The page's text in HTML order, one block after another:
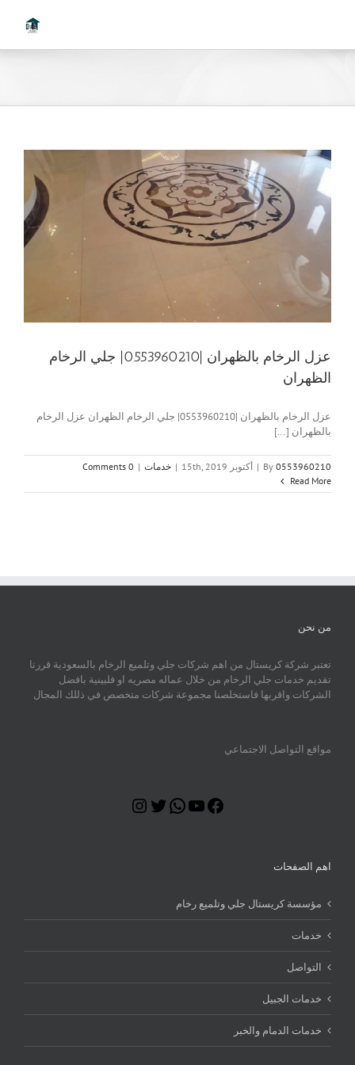
عزل الرخام بالظهران |0553960210| جلي الرخام
الظهران
عزل الرخام بالظهران |0553960210| جلي الرخام الظهران عزل الرخام
بالظهران [...]
By 0553960210
| أكتوبر 15th, 2019 | خدمات |
0 Comments
Read More
من نحن
تعتبر شركة كريستال من اهم شركات جلي وتلميع الرخام بالسعودية قررنا
تقديم خدمات جلي الرخام من خلال عماله مصريه او فلبينية بافضل
الشركات واقربها فاستخلصنا مجموعة شركات متخصص في ذللك المجال
مواقع التواصل الاجتماعي
Facebook
YouTube
WhatsApp
Twitter
اهم الصفحات
مؤسسة كريستال جلي وتلميع رخام
خدمات
التواصل
خدمات الجبيل
خدمات الدمام والخبر